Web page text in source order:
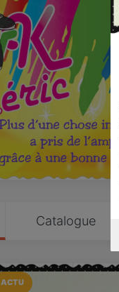
Catalogue
ACTU